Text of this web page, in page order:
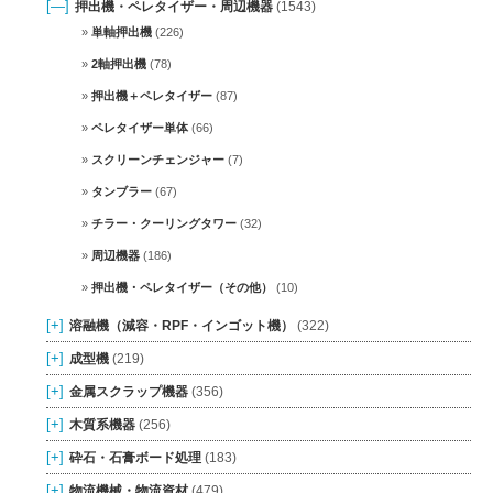
[—] 押出機・ペレタイザー・周辺機器 (1543)
単軸押出機 (226)
2軸押出機 (78)
押出機＋ペレタイザー (87)
ペレタイザー単体 (66)
スクリーンチェンジャー (7)
タンブラー (67)
チラー・クーリングタワー (32)
周辺機器 (186)
押出機・ペレタイザー（その他） (10)
[+] 溶融機（減容・RPF・インゴット機） (322)
[+] 成型機 (219)
[+] 金属スクラップ機器 (356)
[+] 木質系機器 (256)
[+] 砕石・石膏ボード処理 (183)
物流機械・物流資材 (479)